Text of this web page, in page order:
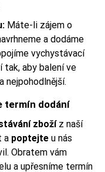
Máte-li zájem o
a dodáme
vychystávací
tak, aby balení ve
nejpohodlnější.
termín dodání
zbožíz naší
a poptejte u nás
Obratem vám
a upřesníme termín